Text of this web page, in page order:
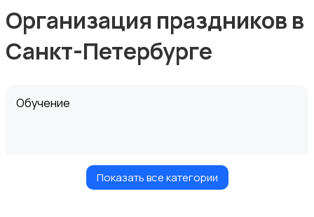
Организация праздников в
Санкт-Петербурге
Обучение
Показать все категории